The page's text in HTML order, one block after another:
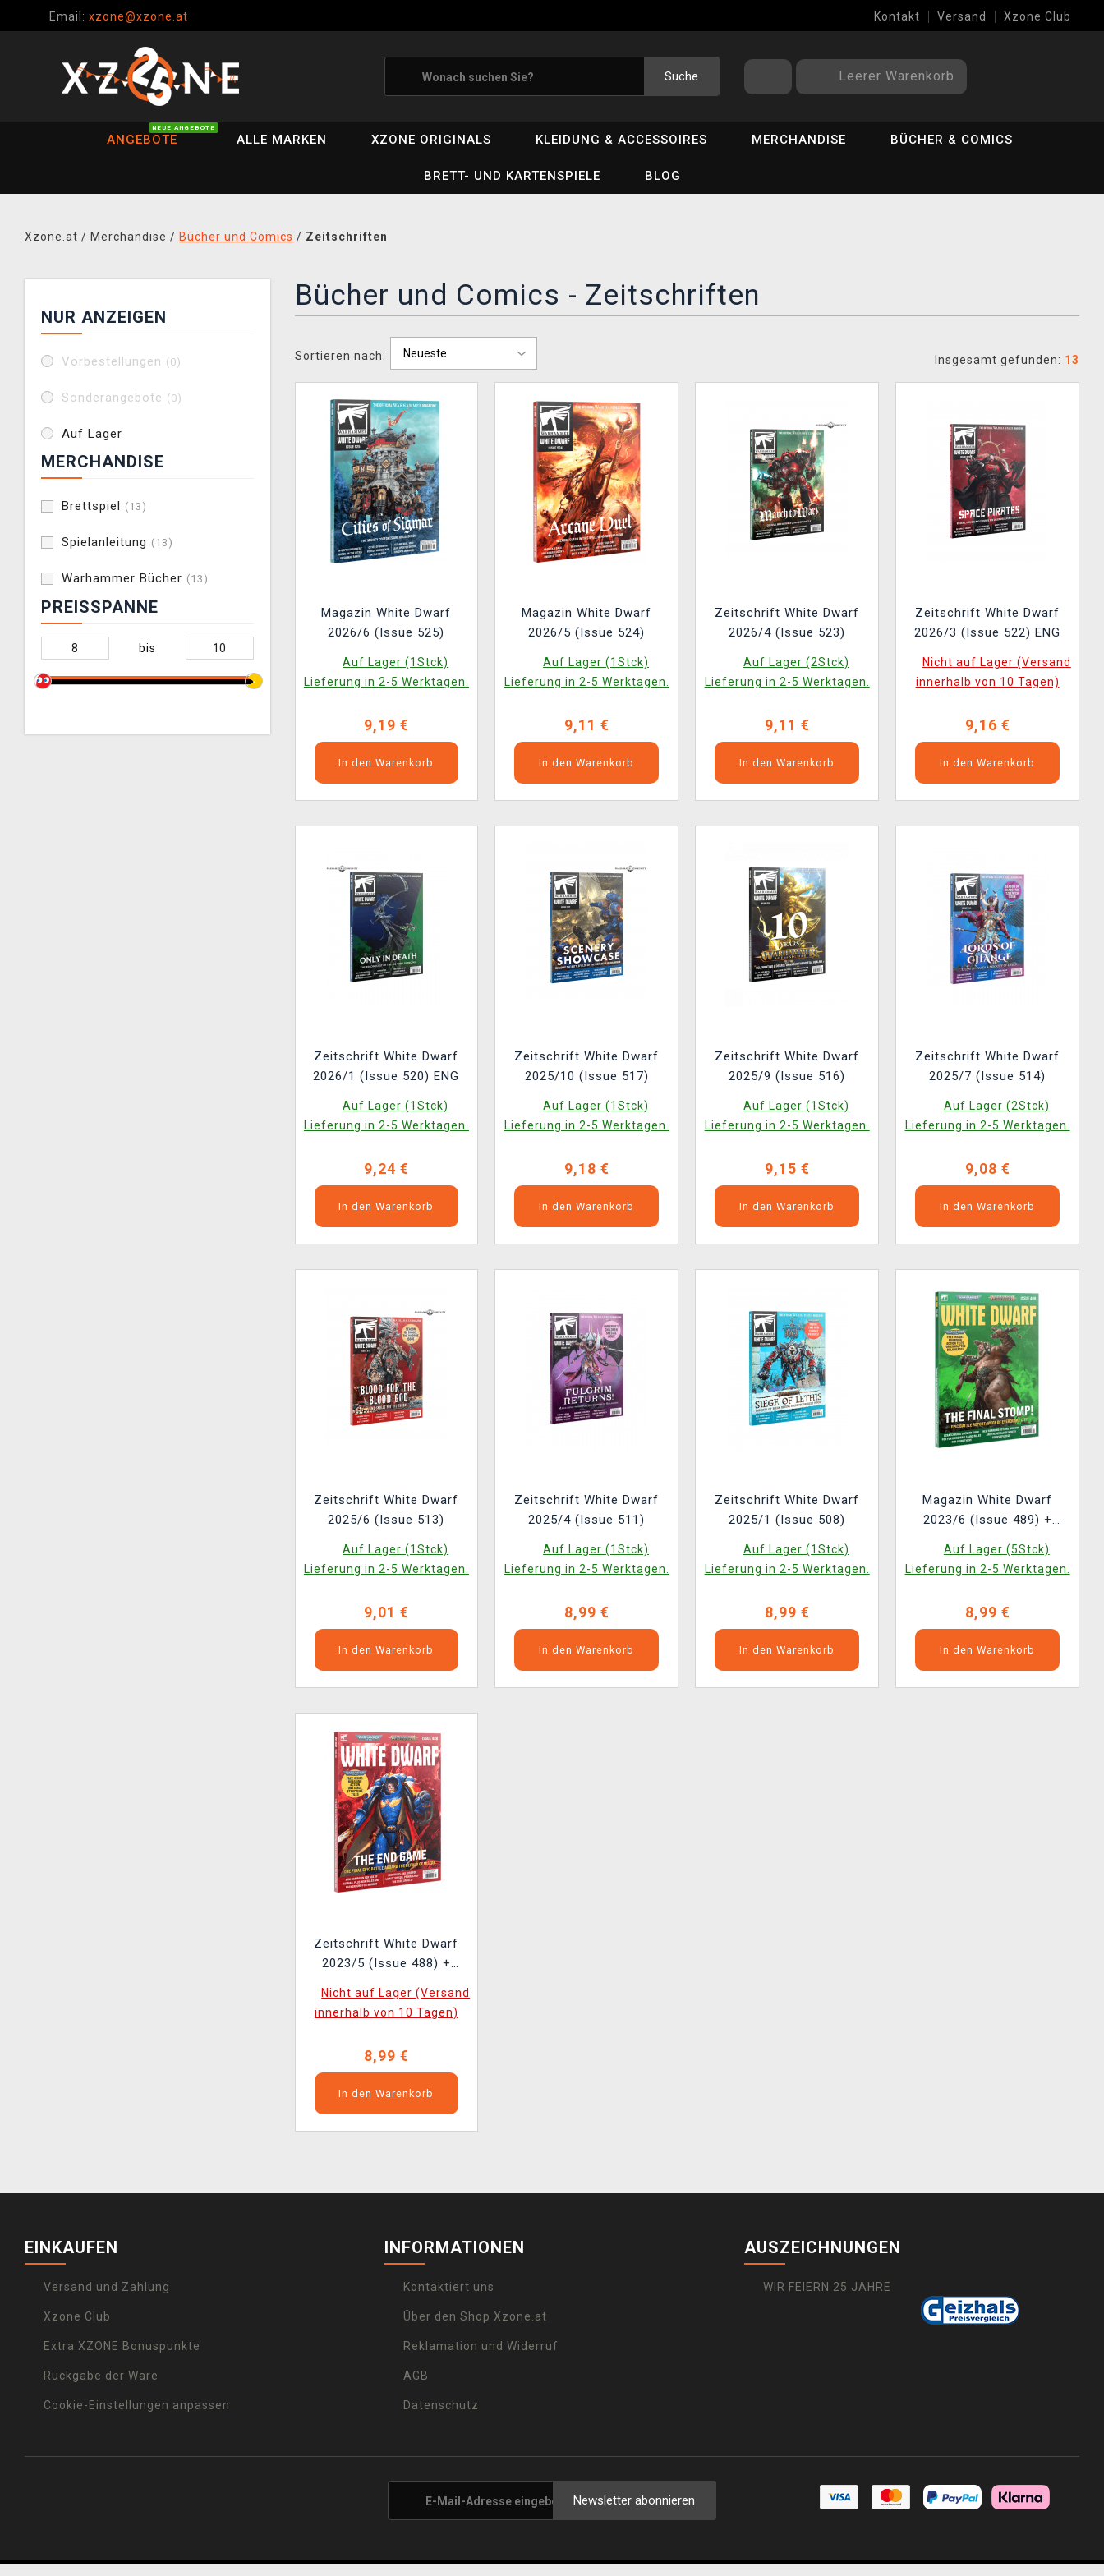
Email: xzone@xzone.at Kontakt Versand Xzone Club
Suche Leerer Warenkorb
ANGEBOTE
NEUE ANGEBOTE
ALLE MARKEN XZONE ORIGINALS KLEIDUNG & ACCESSOIRES MERCHANDISE BÜCHER & COMICS
BRETT- UND KARTENSPIELE BLOG
Xzone.at / Merchandise / Bücher und Comics / Zeitschriften
NUR ANZEIGEN
Vorbestellungen (0)
Sonderangebote (0)
Auf Lager
MERCHANDISE
Brettspiel (13)
Spielanleitung (13)
Warhammer Bücher (13)
PREISSPANNE
bis
Bücher und Comics - Zeitschriften
Sortieren nach: Insgesamt gefunden: 13
Magazin White Dwarf
2026/6 (Issue 525)
Auf Lager (1Stck)
Lieferung in 2-5 Werktagen.
9,19 €
In den Warenkorb
Magazin White Dwarf
2026/5 (Issue 524)
Auf Lager (1Stck)
Lieferung in 2-5 Werktagen.
9,11 €
In den Warenkorb
Zeitschrift White Dwarf
2026/4 (Issue 523)
Auf Lager (2Stck)
Lieferung in 2-5 Werktagen.
9,11 €
In den Warenkorb
Zeitschrift White Dwarf
2026/3 (Issue 522) ENG
Nicht auf Lager (Versand
innerhalb von 10 Tagen)
9,16 €
In den Warenkorb
Zeitschrift White Dwarf
2026/1 (Issue 520) ENG
Auf Lager (1Stck)
Lieferung in 2-5 Werktagen.
9,24 €
In den Warenkorb
Zeitschrift White Dwarf
2025/10 (Issue 517)
Auf Lager (1Stck)
Lieferung in 2-5 Werktagen.
9,18 €
In den Warenkorb
Zeitschrift White Dwarf
2025/9 (Issue 516)
Auf Lager (1Stck)
Lieferung in 2-5 Werktagen.
9,15 €
In den Warenkorb
Zeitschrift White Dwarf
2025/7 (Issue 514)
Auf Lager (2Stck)
Lieferung in 2-5 Werktagen.
9,08 €
In den Warenkorb
Zeitschrift White Dwarf
2025/6 (Issue 513)
Auf Lager (1Stck)
Lieferung in 2-5 Werktagen.
9,01 €
In den Warenkorb
Zeitschrift White Dwarf
2025/4 (Issue 511)
Auf Lager (1Stck)
Lieferung in 2-5 Werktagen.
8,99 €
In den Warenkorb
Zeitschrift White Dwarf
2025/1 (Issue 508)
Auf Lager (1Stck)
Lieferung in 2-5 Werktagen.
8,99 €
In den Warenkorb
Magazin White Dwarf
2023/6 (Issue 489) +
Tiles
Auf Lager (5Stck)
Lieferung in 2-5 Werktagen.
8,99 €
In den Warenkorb
Zeitschrift White Dwarf
2023/5 (Issue 488) +
Strukturfliesen
Nicht auf Lager (Versand
innerhalb von 10 Tagen)
8,99 €
In den Warenkorb
EINKAUFEN
Versand und Zahlung
Xzone Club
Extra XZONE Bonuspunkte
Rückgabe der Ware
Cookie-Einstellungen anpassen
INFORMATIONEN
Kontaktiert uns
Über den Shop Xzone.at
Reklamation und Widerruf
AGB
Datenschutz
AUSZEICHNUNGEN
WIR FEIERN 25 JAHRE
Newsletter abonnieren